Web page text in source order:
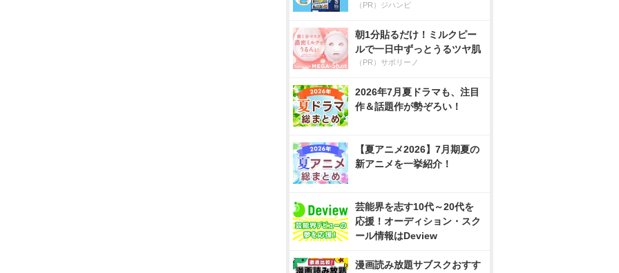
（PR）ジハンピ
朝1分貼るだけ！ミルクピー
ルで一日中ずっとうるツヤ肌
（PR）サボリーノ
2026年7月夏ドラマも、注目
作＆話題作が勢ぞろい！
【夏アニメ2026】7月期夏の
新アニメを一挙紹介！
芸能界を志す10代～20代を
応援！オーディション・スク
ール情報はDeview
漫画読み放題サブスクおすす